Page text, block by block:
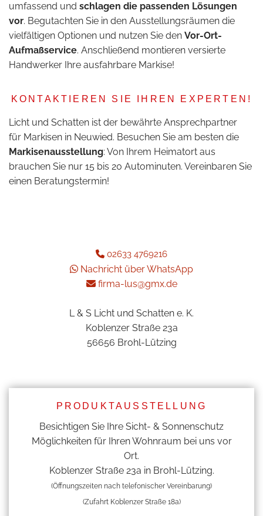
umfassend und schlagen die passenden Lösungen
vor. Begutachten Sie in den Ausstellungsräumen die
vielfältigen Optionen und nutzen Sie den Vor-Ort-
Aufmaßservice. Anschließend montieren versierte
Handwerker Ihre ausfahrbare Markise!
KONTAKTIEREN SIE IHREN EXPERTEN!
Licht und Schatten ist der bewährte Ansprechpartner
für Markisen in Neuwied. Besuchen Sie am besten die
Markisenausstellung: Von Ihrem Heimatort aus
brauchen Sie nur 15 bis 20 Autominuten. Vereinbaren Sie
einen Beratungstermin!
 02633 4769216
 Nachricht über WhatsApp
 firma-lus@gmx.de
L & S Licht und Schatten e. K.
Koblenzer Straße 23a
56656 Brohl-Lützing
PRODUKTAUSSTELLUNG
Besichtigen Sie Ihre Sicht- & Sonnenschutz
Möglichkeiten für Ihren Wohnraum bei uns vor
Ort.
Koblenzer Straße 23a in Brohl-Lützing.
(Öffnungszeiten nach telefonischer Vereinbarung)
(Zufahrt Koblenzer Straße 18a)